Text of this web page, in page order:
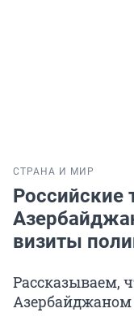
СТРАНА И МИР
Российские
визиты
Рассказываем,